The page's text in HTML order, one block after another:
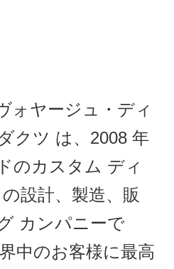
ォヤージュ・ディ
クツ は、2008 年
のカスタム ディ
設計、製造、販
カンパニーで
中のお客様に最高